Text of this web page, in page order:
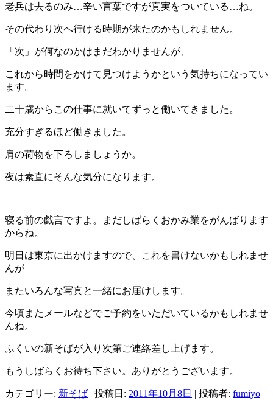
老兵は去るのみ…辛い言葉ですが真実をついている…ね。
その代わり次へ行ける時期が来たのかもしれません。
「次」が何なのかはまだわかりませんが、
これから時間をかけて見つけようかという気持ちになってい
ます。
二十歳からこの仕事に就いてずっと働いてきました。
充分すぎるほど働きました。
肩の荷物を下ろしましょうか。
夜は素直にそんな気分になります。
寝る前の戯言ですよ。まだしばらくおかみ業をがんばります
からね。
明日は東京に出かけますので、これを書けないかもしれませ
んが
またいろんな写真と一緒にお届けします。
今頃またメールなどでご予約をいただいているかもしれませ
んね。
ふくいの新そばが入り次第ご連絡差し上げます。
もうしばらくお待ち下さい。ありがとうございます。
カテゴリー: 新そば | 投稿日: 2011年10月8日 | 投稿者: fumiyo